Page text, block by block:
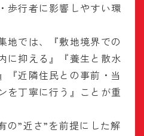
歩行者に影響しやすい環
地では、『敷地境界での
に抑える』『養生と散水
『近隣住民との事前・当
を丁寧に行う』ことが重
の”近さ”を前提にした解